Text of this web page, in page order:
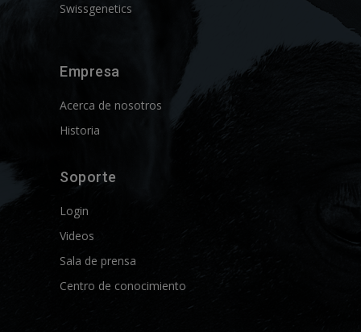
Swissgenetics
Empresa
Acerca de nosotros
Historia
Soporte
Login
Videos
Sala de prensa
Centro de conocimiento